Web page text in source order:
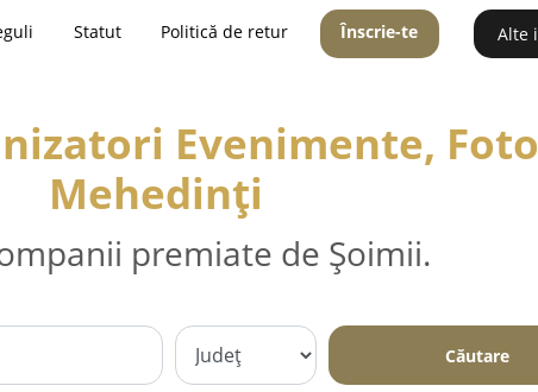
Statut Politică de retur Înscrie-te Alte
Evenimente,
Mehedinţi
premiate de Șoimii.
Căutare